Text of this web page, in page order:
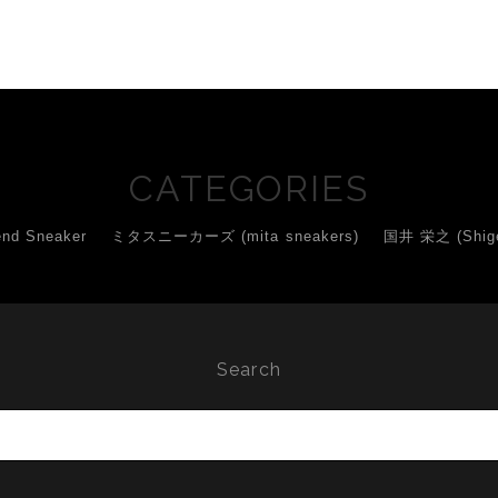
CATEGORIES
Sneaker ミタスニーカーズ (mita sneakers) 国井 栄之
Search